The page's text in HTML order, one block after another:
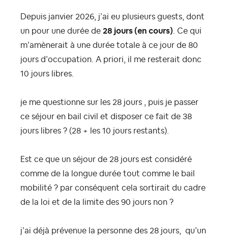
Depuis janvier 2026, j’ai eu plusieurs guests, dont
un pour une durée de 28 jours (en cours) . Ce qui
m’amènerait à une durée totale à ce jour de 80
jours d’occupation. A priori, il me resterait donc
10 jours libres.
je me questionne sur les 28 jours , puis je passer
ce séjour en bail civil et disposer ce fait de 38
jours libres ? (28 + les 10 jours restants).
Est ce que un séjour de 28 jours est considéré
comme de la longue durée tout comme le bail
mobilité ? par conséquent cela sortirait du cadre
de la loi et de la limite des 90 jours non ?
j’ai déjà prévenue la personne des 28 jours, qu’un